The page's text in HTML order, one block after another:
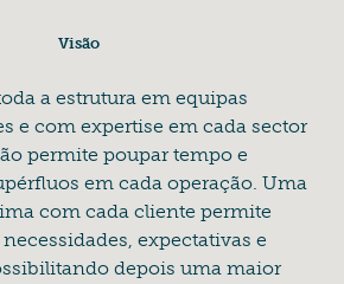
Visão
a estrutura em equipas
e com expertise em cada sector
permite poupar tempo e
em cada operação. Uma
com cada cliente permite
expectativas e
depois uma maior